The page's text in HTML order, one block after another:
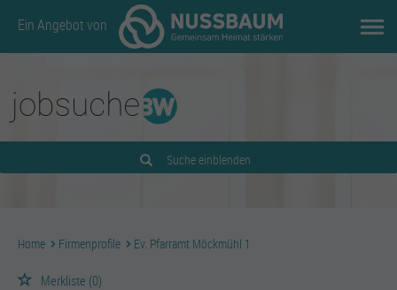
Ein Angebot von
Suche einblenden
Home Firmenprofile Ev. Pfarramt Möckmühl 1
Merkliste (0)